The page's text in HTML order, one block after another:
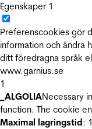
Egenskaper 1
Preferenscookies gör
information och ändra
ditt föredragna språk
www.garnius.se
1
_ALGOLIANecessary
function. The cookie
Maximal lagringstid: